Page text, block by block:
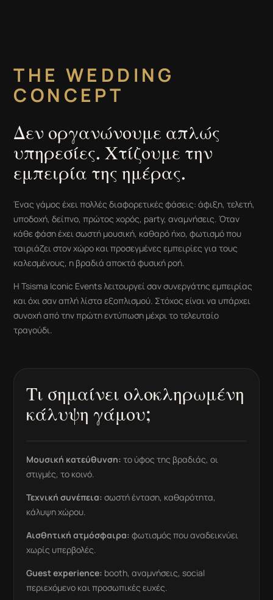
THE WEDDING
CONCEPT
Δεν οργανώνουμε απλώς
υπηρεσίες. Χτίζουμε την
εμπειρία της ημέρας.
Ένας γάμος έχει πολλές διαφορετικές φάσεις: άφιξη, τελετή,
υποδοχή, δείπνο, πρώτος χορός, party, αναμνήσεις. Όταν
κάθε φάση έχει σωστή μουσική, καθαρό ήχο, φωτισμό που
ταιριάζει στον χώρο και προσεγμένες εμπειρίες για τους
καλεσμένους, η βραδιά αποκτά φυσική ροή.
Η Tsisma Iconic Events λειτουργεί σαν συνεργάτης εμπειρίας
και όχι σαν απλή λίστα εξοπλισμού. Στόχος είναι να υπάρχει
συνοχή από την πρώτη εντύπωση μέχρι το τελευταίο
τραγούδι.
Τι σημαίνει ολοκληρωμένη
κάλυψη γάμου;
Μουσική κατεύθυνση: το ύφος της βραδιάς, οι
στιγμές, το κοινό.
Τεχνική συνέπεια: σωστή ένταση, καθαρότητα,
κάλυψη χώρου.
Αισθητική ατμόσφαιρα: φωτισμός που αναδεικνύει
χωρίς υπερβολές.
Guest experience: booth, αναμνήσεις, social
περιεχόμενο και προσωπικές ευχές.